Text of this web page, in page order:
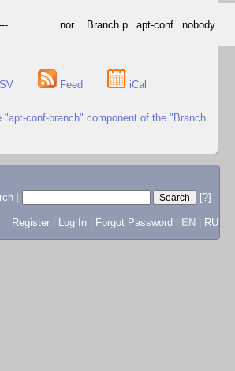
nor Branch p apt-conf nobody
Feed iCal
"apt-conf-branch" component of the "Branch
[?]
Register
Log In Forgot Password EN RU